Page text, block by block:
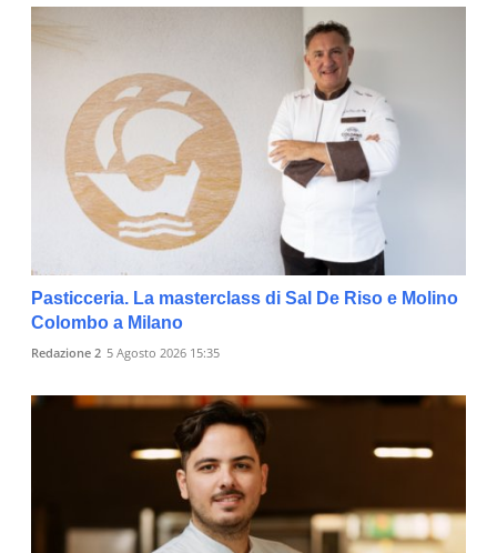
Pasticceria. La masterclass di Sal De Riso e Molino
Colombo a Milano
Redazione 2 5 Agosto 2026 15:35